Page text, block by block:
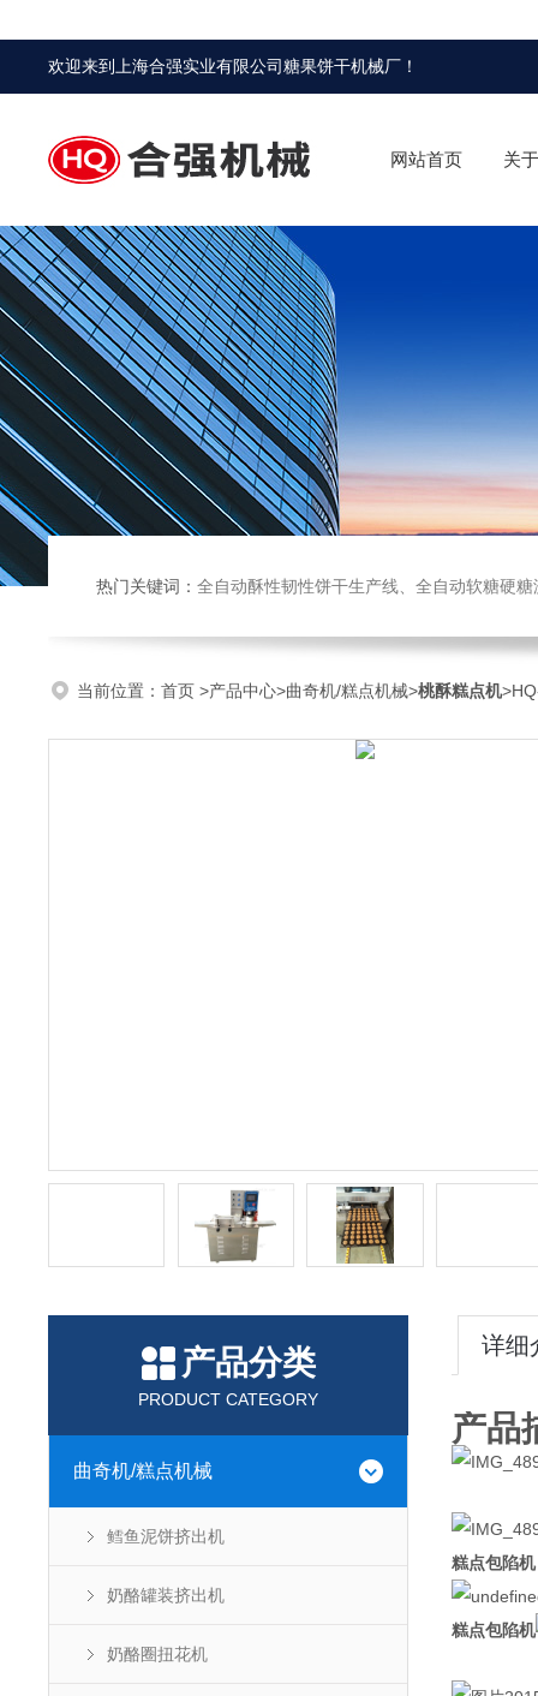
欢迎来到 上海合强实业有限公司糖果饼干机械厂 ！
网站首页 关
热门关键词： 全自动酥性韧性饼干生产线、全自动软糖硬糖浇注生产线、巧克力浇注生产线、桃酥饼干机、多功能曲奇机、热风旋
当前位置： 首页 >产品中心>曲奇机/糕点机械>桃酥糕点机
产品分类
PRODUCT CATEGORY
曲奇机/糕点机械
鳕鱼泥饼挤出机
奶酪罐装挤出机
奶酪圈扭花机
详细
产品
糕点包陷机
糕点包陷机